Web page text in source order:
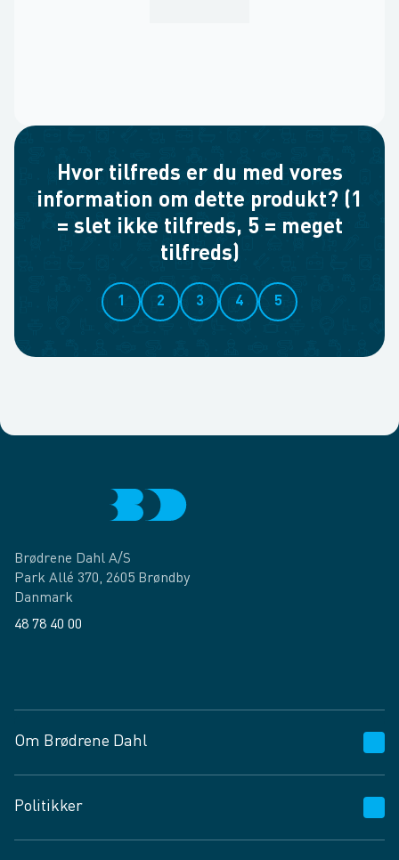
Hvor tilfreds er du med vores
information om dette produkt? (1
= slet ikke tilfreds, 5 = meget
tilfreds)
1 2 3 4 5
Brødrene Dahl A/S
Park Allé 370, 2605 Brøndby
Danmark
48 78 40 00
Om Brødrene Dahl
Vagttelefon 30 10 89 89
Spørgsmål og svar
Politikker